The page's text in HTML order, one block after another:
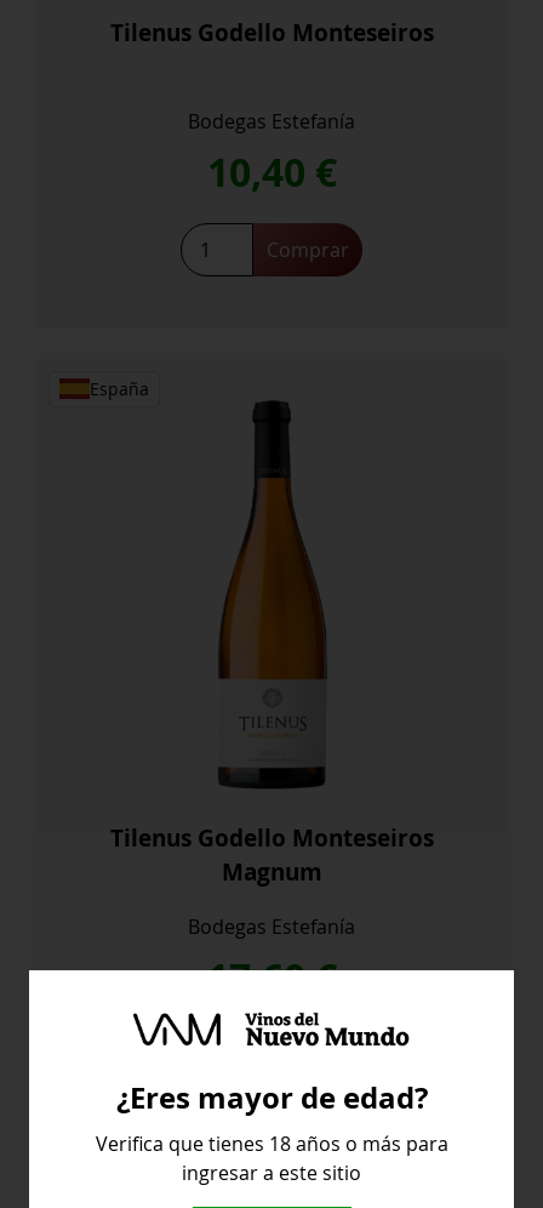
Tilenus Godello Monteseiros
Bodegas Estefanía
10,40 €
Tilenus
Godello
Comprar
España
Tilenus Godello Monteseiros
Magnum
Bodegas Estefanía
17,60€
Tilenus
Monteseiros
cantidad
Comprar
¿Eres mayor de edad?
Verifica que tienes 18 años o más para
ingresar a este sitio